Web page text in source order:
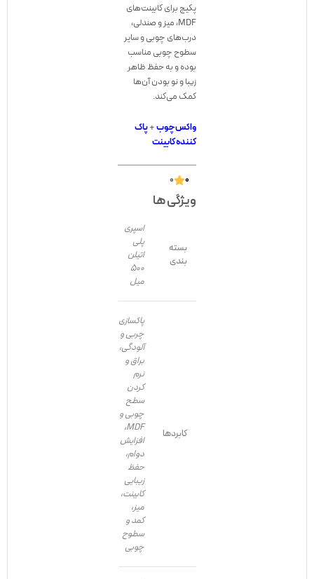
پکیج برای کابینت‌های
MDF، میز و صندلی،
درب‌های چوبی و سایر
سطوح چوبی مناسب
بوده و به حفظ ظاهر
زیبا و نو بودن آن‌ها
کمک می‌کند.
واکس چوب+پاک
کننده کابینت
۰ ۰
ویژگی ها
بسته
بندی
اسپری
پلی
اتیلن
500
میل
کابردها
پاکسازی
چربی و
آلودگی،
براق و
نرم
کردن
سطح
چوبی و
MDF،
افزایش
دوام،
حفظ
زیبایی
کابینت،
میز،
کمد و
سطوح
چوبی